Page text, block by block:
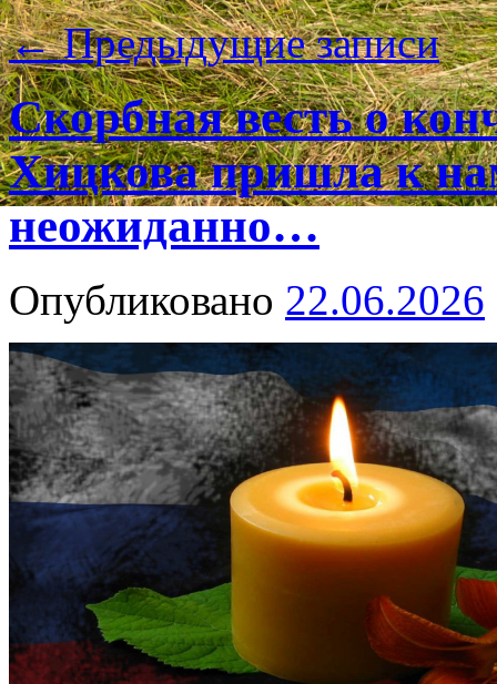
←Предыдущие записи
Скорбная весть о
Хицкова пришла к
неожиданно…
Опубликовано 22.06.2026